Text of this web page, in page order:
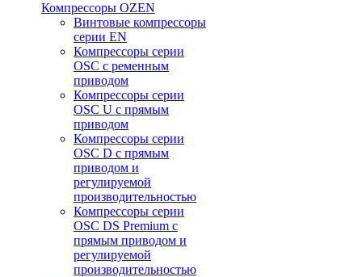
Компрессоры OZEN
Винтовые компрессоры
серии EN
Компрессоры серии
OSC с ременным
приводом
Компрессоры серии
OSC U с прямым
приводом
Компрессоры серии
OSC D с прямым
приводом и
регулируемой
производительностью
Компрессоры серии
OSC DS Premium с
прямым приводом и
регулируемой
производительностью